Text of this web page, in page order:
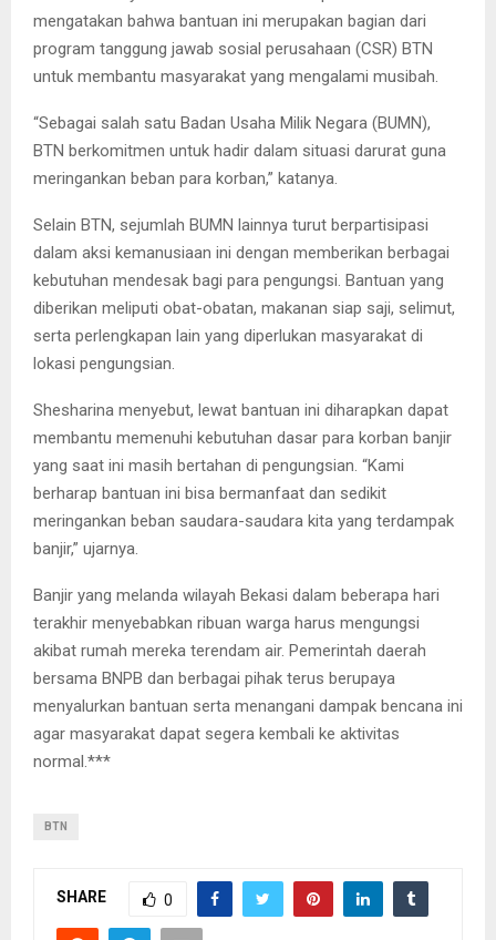
mengatakan bahwa bantuan ini merupakan bagian dari
program tanggung jawab sosial perusahaan (CSR) BTN
untuk membantu masyarakat yang mengalami musibah.
“Sebagai salah satu Badan Usaha Milik Negara (BUMN),
BTN berkomitmen untuk hadir dalam situasi darurat guna
meringankan beban para korban,” katanya.
Selain BTN, sejumlah BUMN lainnya turut berpartisipasi
dalam aksi kemanusiaan ini dengan memberikan berbagai
kebutuhan mendesak bagi para pengungsi. Bantuan yang
diberikan meliputi obat-obatan, makanan siap saji, selimut,
serta perlengkapan lain yang diperlukan masyarakat di
lokasi pengungsian.
Shesharina menyebut, lewat bantuan ini diharapkan dapat
membantu memenuhi kebutuhan dasar para korban banjir
yang saat ini masih bertahan di pengungsian. “Kami
berharap bantuan ini bisa bermanfaat dan sedikit
meringankan beban saudara-saudara kita yang terdampak
banjir,” ujarnya.
Banjir yang melanda wilayah Bekasi dalam beberapa hari
terakhir menyebabkan ribuan warga harus mengungsi
akibat rumah mereka terendam air. Pemerintah daerah
bersama BNPB dan berbagai pihak terus berupaya
menyalurkan bantuan serta menangani dampak bencana ini
agar masyarakat dapat segera kembali ke aktivitas
normal.***
BTN
SHARE 0